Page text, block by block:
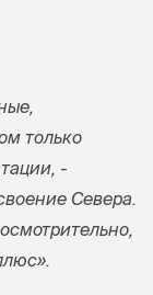
только
-
Севера.